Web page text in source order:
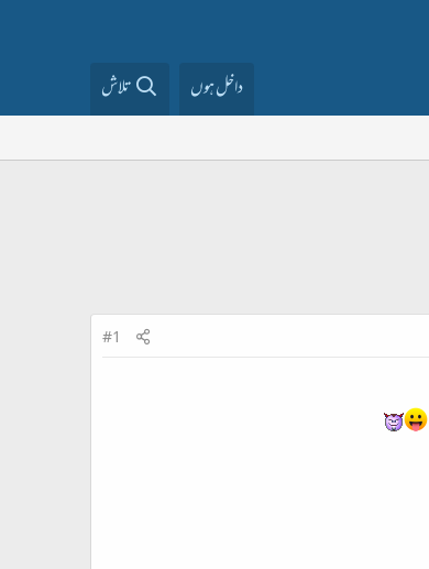
داخل ہوں تلاش
#1